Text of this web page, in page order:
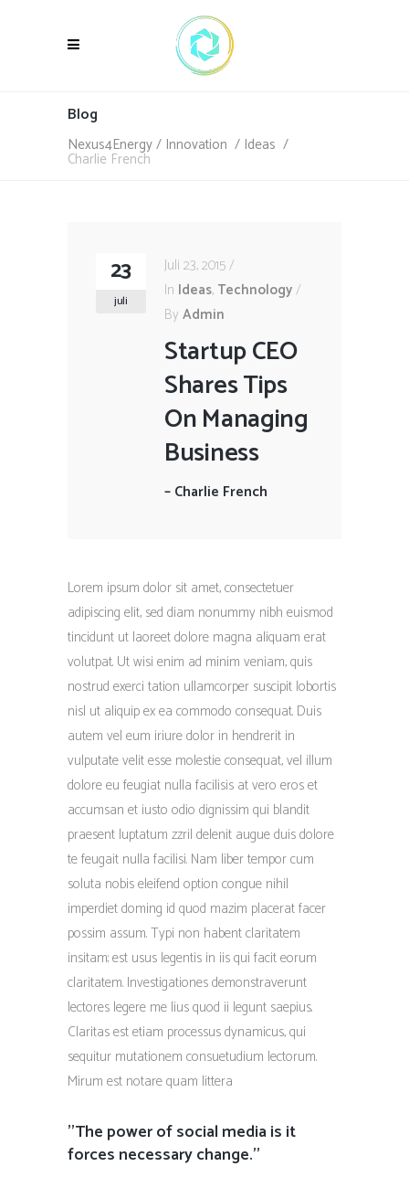
Blog
Nexus4Energy/ Innovation / Ideas /
Charlie French
23
juli
Juli 23, 2015
In Ideas, Technology
By Admin
Startup CEO
Shares Tips
On Managing
Business
–Charlie French
Lorem ipsum dolor sit amet, consectetuer
adipiscing elit, sed diam nonummy nibh euismod
tincidunt ut laoreet dolore magna aliquam erat
volutpat. Ut wisi enim ad minim veniam, quis
nostrud exerci tation ullamcorper suscipit lobortis
nisl ut aliquip ex ea commodo consequat. Duis
autem vel eum iriure dolor in hendrerit in
vulputate velit esse molestie consequat, vel illum
dolore eu feugiat nulla facilisis at vero eros et
accumsan et iusto odio dignissim qui blandit
praesent luptatum zzril delenit augue duis dolore
te feugait nulla facilisi. Nam liber tempor cum
soluta nobis eleifend option congue nihil
imperdiet doming id quod mazim placerat facer
possim assum. Typi non habent claritatem
insitam; est usus legentis in iis qui facit eorum
claritatem. Investigationes demonstraverunt
lectores legere me lius quod ii legunt saepius.
Claritas est etiam processus dynamicus, qui
sequitur mutationem consuetudium lectorum.
Mirum est notare quam littera
''The power of social media is it
forces necessary change.''